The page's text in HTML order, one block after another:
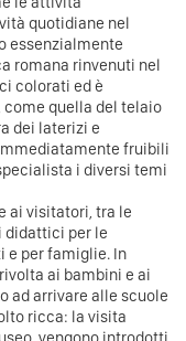
quotidiane nel
essenzialmente
romana rinvenuti nel
colorati ed è
quella del telaio
dei laterizi e
fruibili
i diversi temi
ai visitatori, tra le
didattici per le
e per famiglie. In
ai bambini e ai
ad arrivare alle scuole
ricca: la visita